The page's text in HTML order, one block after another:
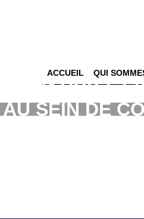
ACCUEIL QUI
SUR
SEIN DE